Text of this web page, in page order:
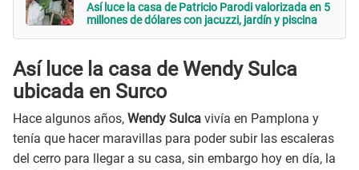
Así luce la casa de Patricio Parodi valorizada en 5
millones de dólares con jacuzzi, jardín y piscina
Así luce la casa de Wendy Sulca
ubicada en Surco
Hace algunos años, Wendy Sulca vivía en Pamplona y
tenía que hacer maravillas para poder subir las escaleras
del cerro para llegar a su casa, sin embargo hoy en día, la